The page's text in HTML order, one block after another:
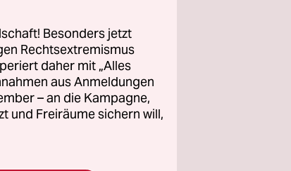
in
Besonders jetzt
Rechtsextremismus
daher mit „Alles
aus Anmeldungen
– an die Kampagne,
und Freiräume sichern will,